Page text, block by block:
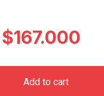
Original
was:
$236.000.
$167.000
is:
Add to cart